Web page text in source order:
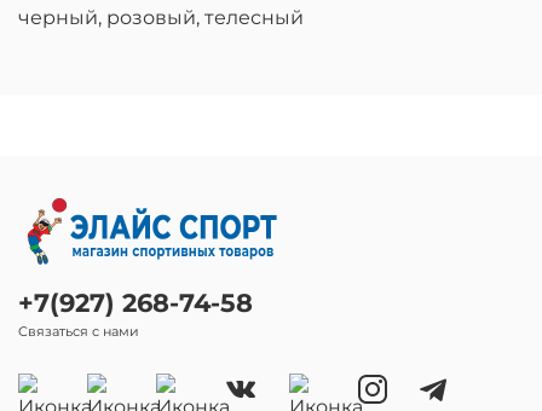
черный, розовый, телесный
+7(927) 268-74-58
Связаться с нами